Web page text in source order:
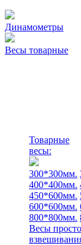
Динамометры
Весы товарные
Товарные
весы:
300*300мм.
400*400мм.
450*600мм.
600*600мм.
800*800мм.
Весы